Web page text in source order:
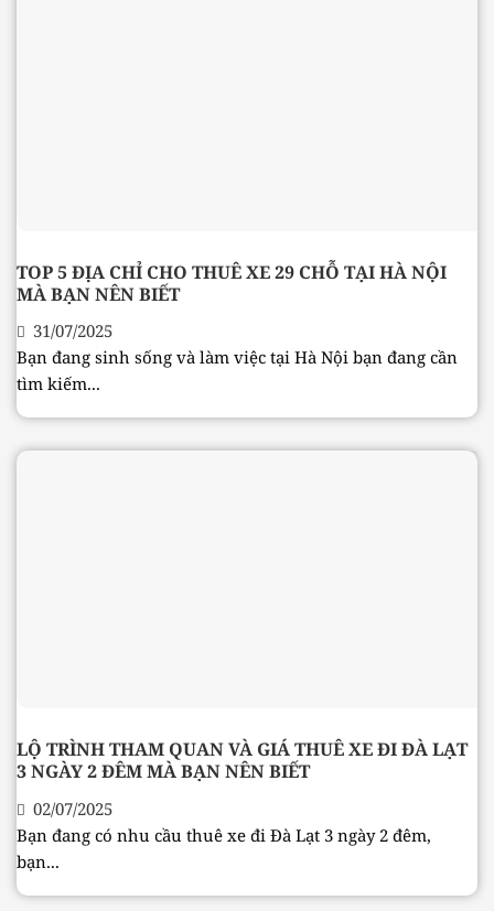
TOP 5 ĐỊA CHỈ CHO THUÊ XE 29 CHỖ TẠI HÀ NỘI
MÀ BẠN NÊN BIẾT
Bạn đang sinh sống và làm việc tại Hà Nội bạn đang cần
tìm kiếm...
31/07/2025
LỘ TRÌNH THAM QUAN VÀ GIÁ THUÊ XE ĐI ĐÀ LẠT
3 NGÀY 2 ĐÊM MÀ BẠN NÊN BIẾT
Bạn đang có nhu cầu thuê xe đi Đà Lạt 3 ngày 2 đêm,
bạn...
02/07/2025